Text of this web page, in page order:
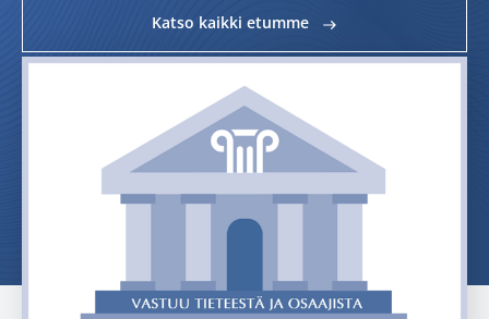
Katso kaikki etumme